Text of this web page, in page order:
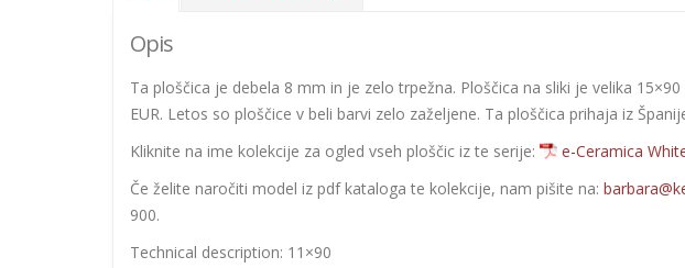
Opis
Ta ploščica je debela 8 mm in je zelo trpežna. Ploščica na sliki je velika
EUR. Letos so ploščice v beli barvi zelo zaželjene. Ta ploščica prihaja iz
Kliknite na ime kolekcije za ogled vseh ploščic iz te serije:
e-Ceramica
Če želite naročiti model iz pdf kataloga te kolekcije, nam pišite na:
900.
Technical description: 11×90